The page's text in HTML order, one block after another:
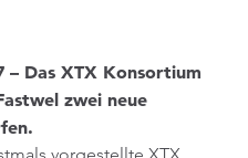
– Das XTX Konsortium
zwei neue